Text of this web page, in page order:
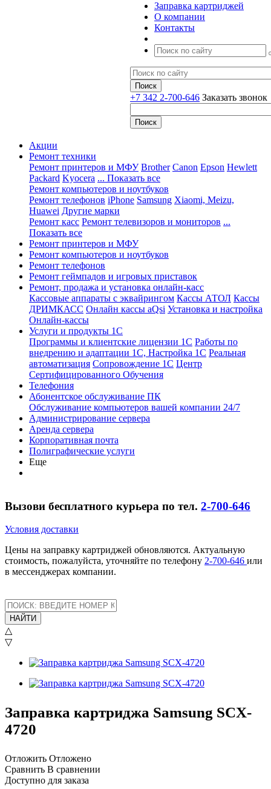
Заправка картриджей
О компании
Контакты
+7 342 2-700-646 Заказать звонок
Акции
Ремонт техники
Ремонт принтеров и МФУ Brother Canon Epson Hewlett
Packard Kyocera ... Показать все
Ремонт компьютеров и ноутбуков
Ремонт телефонов iPhone Samsung Xiaomi, Meizu,
Huawei Другие марки
Ремонт касс Ремонт телевизоров и мониторов ...
Показать все
Ремонт принтеров и МФУ
Ремонт компьютеров и ноутбуков
Ремонт телефонов
Ремонт геймпадов и игровых приставок
Ремонт, продажа и установка онлайн-касс
Кассовые аппараты с эквайрингом Кассы АТОЛ Кассы
ДРИМКАСС Онлайн кассы aQsi Установка и настройка
Онлайн-кассы
Услуги и продукты 1С
Программы и клиентские лицензии 1С Работы по
внедрению и адаптации 1С, Настройка 1С Реальная
автоматизация Сопровождение 1С Центр
Сертифицированного Обучения
Телефония
Абонентское обслуживание ПК
Обслуживание компьютеров вашей компании 24/7
Администрирование сервера
Аренда сервера
Корпоративная почта
Полиграфические услуги
Еще
Вызови бесплатного курьера по тел. 2-700-646
Условия доставки
Цены на заправку картриджей обновляются. Актуальную
стоимость, пожалуйста, уточняйте по телефону 2-700-646 или
в мессенджерах компании.
НАЙТИ
△
▽
Заправка картриджа Samsung SCX-
4720
Отложить Отложено
Сравнить В сравнении
Доступно для заказа